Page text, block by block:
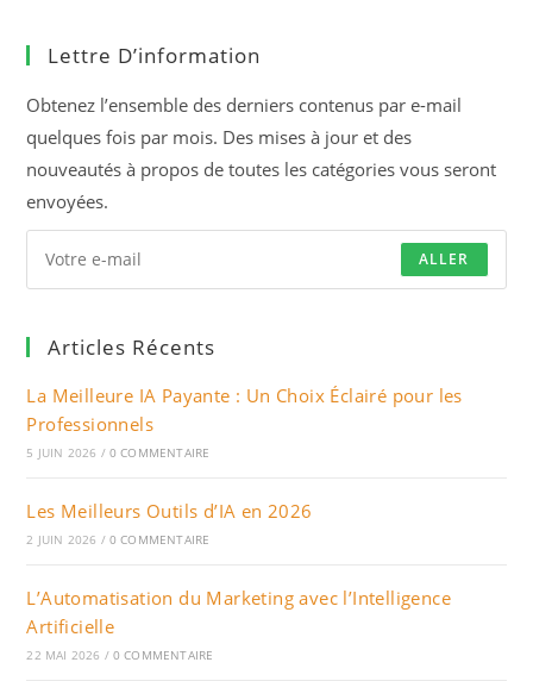
Lettre D’information
Obtenez l’ensemble des derniers contenus par e-mail
quelques fois par mois. Des mises à jour et des
nouveautés à propos de toutes les catégories vous seront
envoyées.
ALLER
Articles Récents
La Meilleure IA Payante : Un Choix Éclairé pour les
Professionnels
5 JUIN 2026 / 0 COMMENTAIRE
Les Meilleurs Outils d’IA en 2026
2 JUIN 2026 / 0 COMMENTAIRE
L’Automatisation du Marketing avec l’Intelligence
Artificielle
22 MAI 2026 / 0 COMMENTAIRE